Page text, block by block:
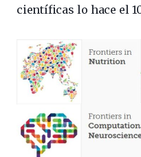
científicas lo hace el